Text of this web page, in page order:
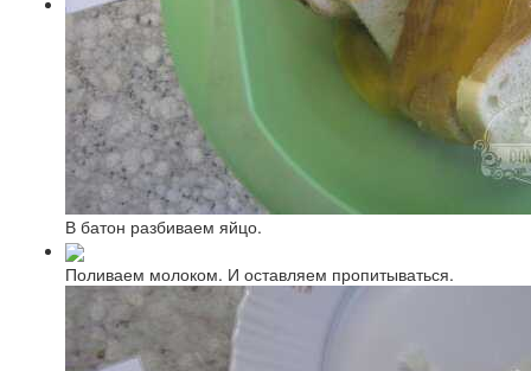
В батон разбиваем яйцо.
Поливаем молоком. И оставляем пропитываться.